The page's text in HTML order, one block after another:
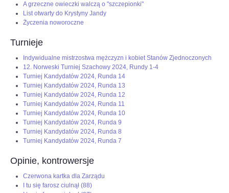
A grzeczne owieczki walczą o "szczepionki"
List otwarty do Krystyny Jandy
Życzenia noworoczne
Turnieje
Indywidualne mistrzostwa mężczyzn i kobiet Stanów Zjednoczonych
12. Norweski Turniej Szachowy 2024, Rundy 1-4
Turniej Kandydatów 2024, Runda 14
Turniej Kandydatów 2024, Runda 13
Turniej Kandydatów 2024, Runda 12
Turniej Kandydatów 2024, Runda 11
Turniej Kandydatów 2024, Runda 10
Turniej Kandydatów 2024, Runda 9
Turniej Kandydatów 2024, Runda 8
Turniej Kandydatów 2024, Runda 7
Opinie, kontrowersje
Czerwona kartka dla Zarządu
I tu się farosz ciulnął (88)